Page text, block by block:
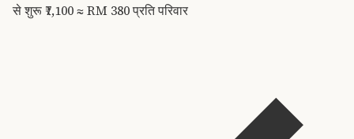
से शुरू ₹7,100 ≈ RM 380प्रति परिवार